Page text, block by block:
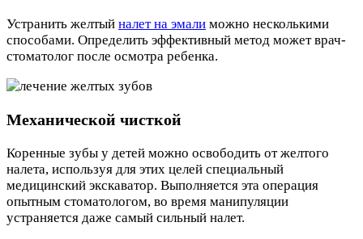
Устранить желтый налет на эмали можно несколькими
способами. Определить эффективный метод может врач-
стоматолог после осмотра ребенка.
Механической чисткой
Коренные зубы у детей можно освободить от желтого
налета, используя для этих целей специальный
медицинский экскаватор. Выполняется эта операция
опытным стоматологом, во время манипуляции
устраняется даже самый сильный налет.